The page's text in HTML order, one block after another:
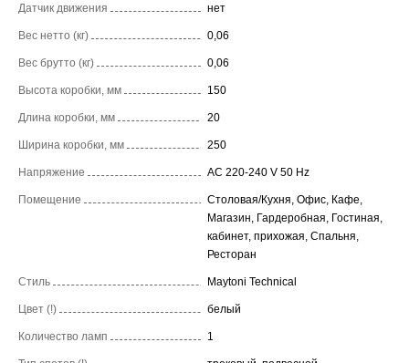
Датчик движения нет
Вес нетто (кг) 0,06
Вес брутто (кг) 0,06
Высота коробки, мм 150
Длина коробки, мм 20
Ширина коробки, мм 250
Напряжение AC 220-240 V 50 Hz
Помещение
Столовая/Кухня, Офис, Кафе,
Магазин, Гардеробная, Гостиная,
кабинет, прихожая, Спальня,
Ресторан
Стиль Maytoni Technical
Цвет (!) белый
Количество ламп 1